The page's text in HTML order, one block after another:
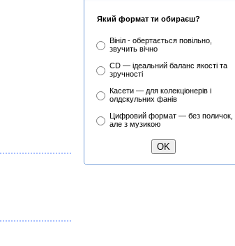
Який формат ти обираєш?
Вініл - обертається повільно,
звучить вічно
CD — ідеальний баланс якості та
зручності
Касети — для колекціонерів і
олдскульних фанів
Цифровий формат — без поличок,
але з музикою